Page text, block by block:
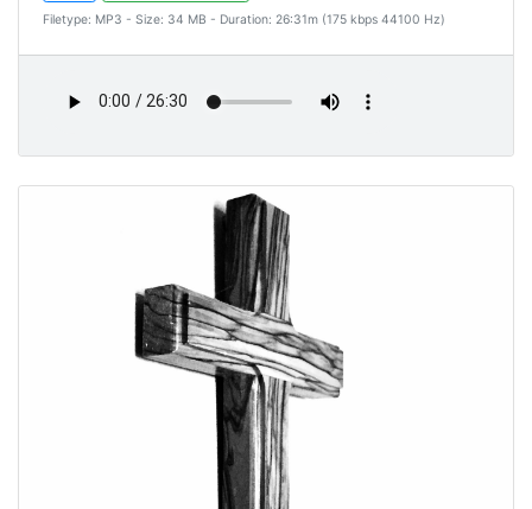
Filetype: MP3 - Size: 34 MB - Duration: 26:31m (175 kbps 44100 Hz)